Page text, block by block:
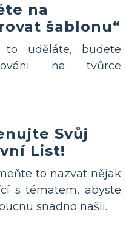
na
šablonu“
to uděláte, budete
na tvůrce
Svůj
List!
to nazvat nějak
s tématem, abyste
snadno našli.